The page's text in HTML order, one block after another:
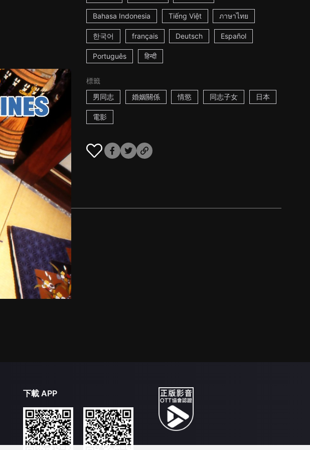
Bahasa Indonesia Tiếng Việt ภาษาไทย
한국어 français Deutsch Español
Português हिन्दी
標籤
男同志
婚姻關係 情慾 同志子女 日本
電影
下載 APP